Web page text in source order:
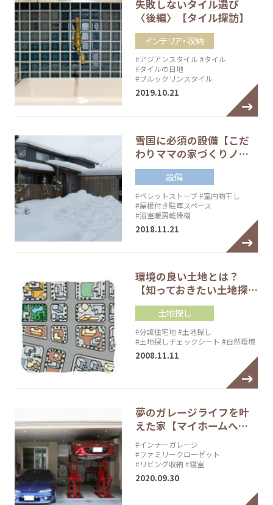
失敗しないタイル選び
〈後編〉【タイル探訪】
インテリア・収納
#アジアンスタイル #タイル
#タイルの目地
#ブルックリンスタイル
2019.10.21
雪国に必須の設備【こだ
わりママの家づくりノ…
設備
#ペレットストーブ#室内物干し
#屋根付き駐車スペース
#浴室暖房乾燥機
2018.11.21
環境の良い土地とは？
【知っておきたい土地探…
土地探し
#分譲住宅地#土地探し
#土地探しチェックシート #自然環境
2008.11.11
夢のガレージライフを叶
えた家【マイホームへ…
#インナーガレージ
#ファミリークローゼット
#リビング収納 #寝室
2020.09.30